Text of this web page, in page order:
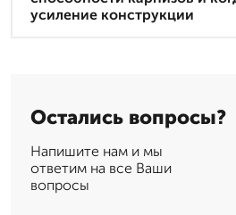
усиление конструкции
Остались вопросы?
Напишите нам и мы
ответим на все Ваши
вопросы